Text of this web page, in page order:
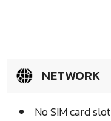
NETWORK
No SIM card slot